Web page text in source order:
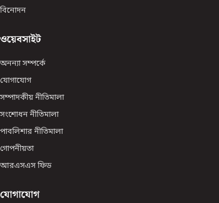
বিনোদন
ওয়েবসাইট
অনন্যা সম্পর্কে
যোগাযোগ
সম্পাদকীয় নীতিমালা
সংশোধন নীতিমালা
পাবলিশার নীতিমালা
গোপনীয়তা
আরএসএস ফিড
যোগাযোগ